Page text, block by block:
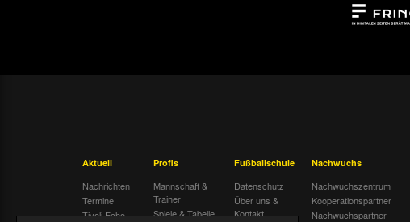
Aktuell
Nachrichten
Termine
Tivoli Echo
Profis
Mannschaft &
Trainer
Spiele & Tabelle
Fußballschule
Datenschutz
Über uns &
Kontakt
Nachwuchs
Nachwuchszentrum
Kooperationspartner
Nachwuchspartner